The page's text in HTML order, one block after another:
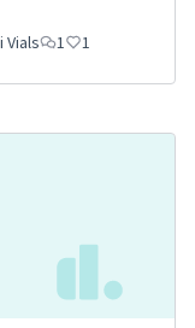
Vials 1 1